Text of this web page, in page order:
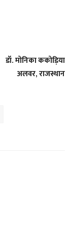
डॉ. मोनिका ककोड़िया
अलवर, राजस्थान